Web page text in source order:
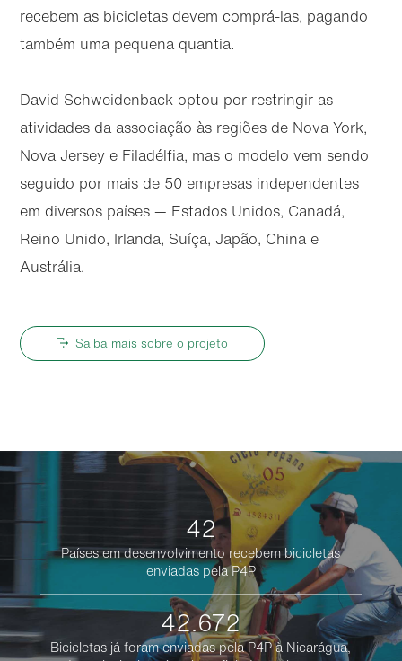
recebem as bicicletas devem comprá-las, pagando
também uma pequena quantia.
David Schweidenback optou por restringir as
atividades da associação às regiões de Nova York,
Nova Jersey e Filadélfia, mas o modelo vem sendo
seguido por mais de 50 empresas independentes
em diversos países — Estados Unidos, Canadá,
Reino Unido, Irlanda, Suíça, Japão, China e
Austrália.
Saiba mais sobre o projeto
42
Países em desenvolvimento recebem bicicletas
enviadas pela P4P
42.672
Bicicletas já foram enviadas pela P4P à Nicarágua,